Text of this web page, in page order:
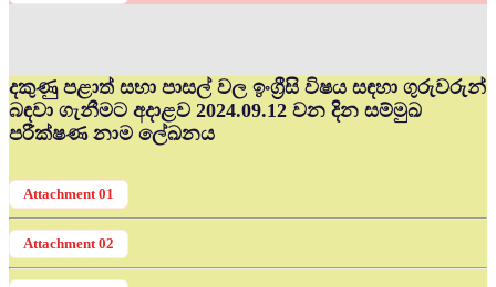
දකුණු පළාත් සභා පාසල් වල ඉංග්‍රීසි විෂය සඳහා ගුරුවරුන්
බඳවා ගැනීමට අදාළව 2024.09.12 වන දින සම්මුඛ
පරීක්ෂණ නාම ලේඛනය
Attachment 01
Attachment 02